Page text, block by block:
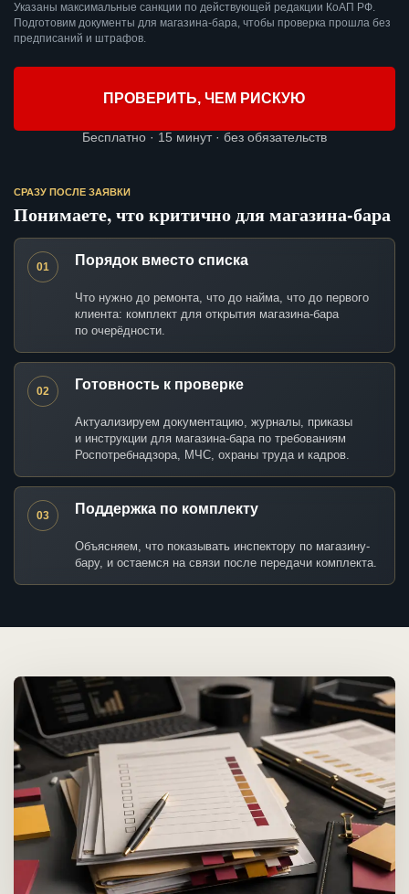
Указаны максимальные санкции по действующей редакции КоАП РФ.
Подготовим документы для магазина-бара, чтобы проверка прошла без
предписаний и штрафов.
ПРОВЕРИТЬ, ЧЕМ РИСКУЮ
Бесплатно · 15 минут · без обязательств
СРАЗУ ПОСЛЕ ЗАЯВКИ
Понимаете, что критично для магазина-бара
01 Порядок вместо списка
Что нужно до ремонта, что до найма, что до первого
клиента: комплект для открытия магазина-бара
по очерёдности.
02 Готовность к проверке
Актуализируем документацию, журналы, приказы
и инструкции для магазина-бара по требованиям
Роспотребнадзора, МЧС, охраны труда и кадров.
03 Поддержка по комплекту
Объясняем, что показывать инспектору по магазину-
бару, и остаемся на связи после передачи комплекта.